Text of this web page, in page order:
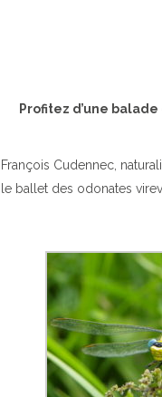
Profitez d’une
François Cudennec,
le ballet des odonates